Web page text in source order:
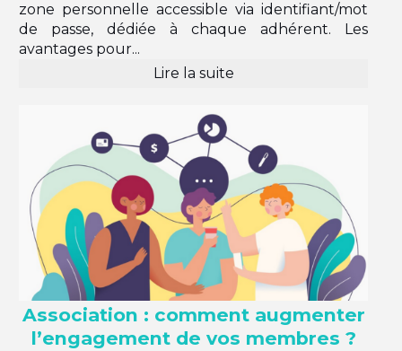
zone personnelle accessible via identifiant/mot
de passe, dédiée à chaque adhérent. Les
avantages pour...
Lire la suite
Association : comment augmenter
l’engagement de vos membres ?